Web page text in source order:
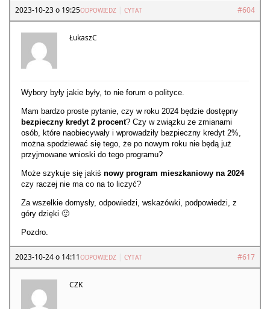
2023-10-23 o 19:25 #604
ODPOWIEDZ CYTAT
ŁukaszC
Wybory były jakie były, to nie forum o polityce.
Mam bardzo proste pytanie, czy w roku 2024 będzie dostępny
bezpieczny kredyt 2 procent? Czy w związku ze zmianami
osób, które naobiecywały i wprowadziły bezpieczny kredyt 2%,
można spodziewać się tego, że po nowym roku nie będą już
przyjmowane wnioski do tego programu?
Może szykuje się jakiś nowy program mieszkaniowy na 2024
czy raczej nie ma co na to liczyć?
Za wszelkie domysły, odpowiedzi, wskazówki, podpowiedzi, z
góry dzięki 🙂
Pozdro.
2023-10-24 o 14:11 #617
ODPOWIEDZ CYTAT
CZK